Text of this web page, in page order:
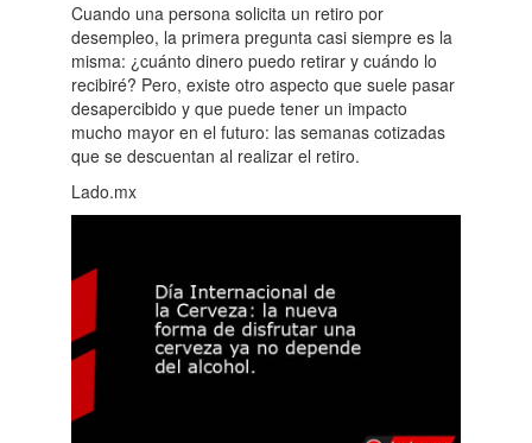
Cuando una persona solicita un retiro por
desempleo, la primera pregunta casi siempre es la
misma: ¿cuánto dinero puedo retirar y cuándo lo
recibiré? Pero, existe otro aspecto que suele pasar
desapercibido y que puede tener un impacto
mucho mayor en el futuro: las semanas cotizadas
que se descuentan al realizar el retiro.
Lado.mx